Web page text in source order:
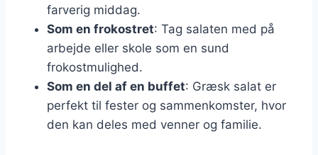
farverig middag.
Som en frokostret: Tag salaten med på
arbejde eller skole som en sund
frokostmulighed.
Som en del af en buffet: Græsk salat er
perfekt til fester og sammenkomster, hvor
den kan deles med venner og familie.